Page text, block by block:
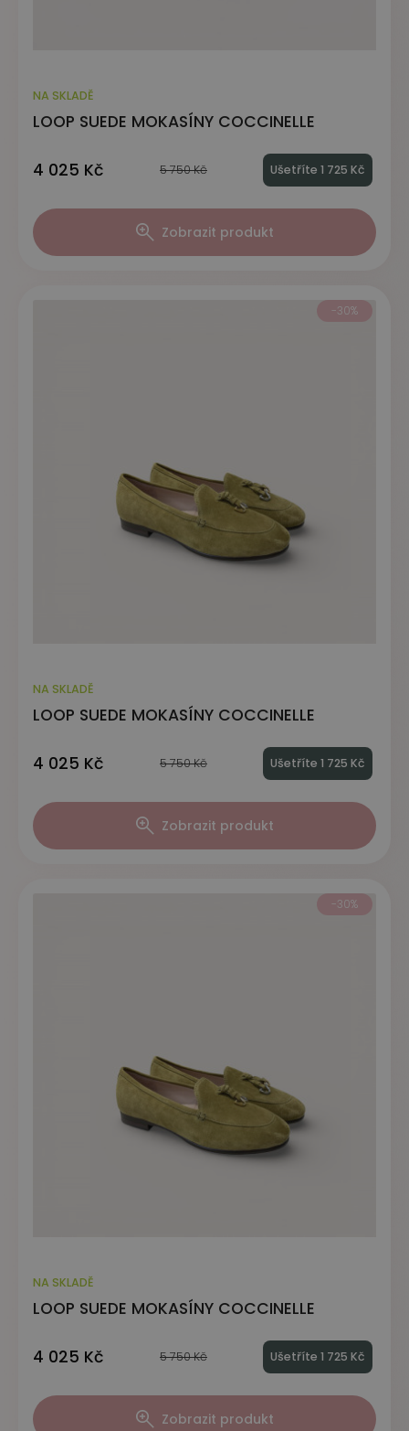
NA SKLADĚ
LOOP SUEDE MOKASÍNY COCCINELLE
4 025 Kč 5 750 Kč Ušetříte 1 725 Kč
Zobrazit produkt
NA SKLADĚ
LOOP SUEDE MOKASÍNY COCCINELLE
4 025 Kč 5 750 Kč Ušetříte 1 725 Kč
Zobrazit produkt
-30%
NA SKLADĚ
LOOP SUEDE MOKASÍNY COCCINELLE
4 025 Kč 5 750 Kč Ušetříte 1 725 Kč
Zobrazit produkt
-30%